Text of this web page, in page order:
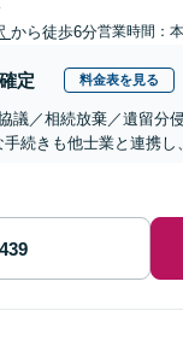
から徒歩6分営業時間：
定 料金表を見る
議／相続放棄／遺留
続きも他士業と連携